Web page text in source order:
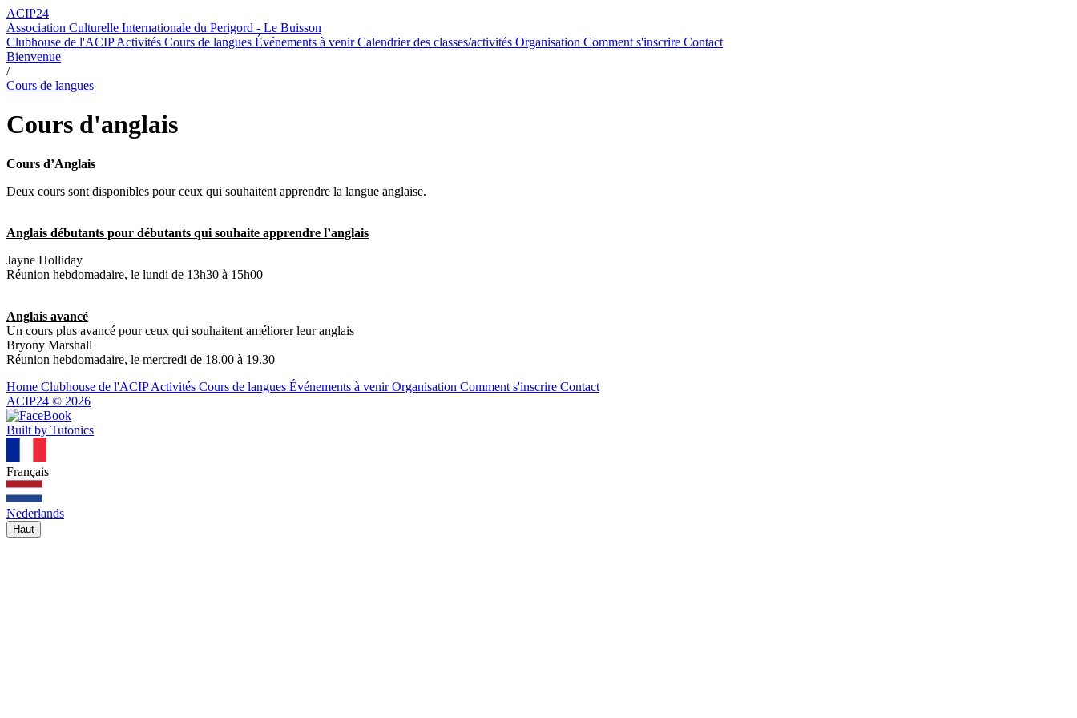
ACIP24
Association Culturelle Internationale du Perigord - Le Buisson
Clubhouse de l'ACIPActivités Cours de langues Événements à venirCalendrier des classes/activités Organisation Comment s'inscrire Contact
Bienvenue
/
Cours de langues
Cours d'anglais
Cours d’Anglais
Deux cours sont disponibles pour ceux qui souhaitent apprendre la langue anglaise.
Anglais débutants pour débutants qui souhaite apprendre l’anglais
Jayne Holliday
Réunion hebdomadaire, le lundi de 13h30 à 15h00
Anglais avancé
Un cours plus avancé pour ceux qui souhaitent améliorer leur anglais
Bryony Marshall
Réunion hebdomadaire, le mercredi de 18.00 à 19.30
Home Clubhouse de l'ACIPActivités Cours de langues Événements à venirOrganisation Comment s'inscrire Contact
ACIP24 © 2026
Built by Tutonics
Français
Nederlands
Haut